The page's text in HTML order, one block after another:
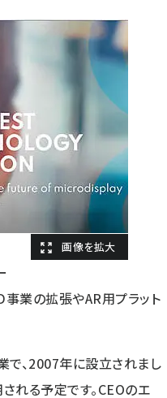
事業の拡張やAR用プラット
、2007年に設立されまし
れる予定です。CEOのエ